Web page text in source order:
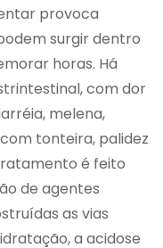
provoca
surgir dentro
horas. Há
com dor
melena,
tonteira, palidez
é feito
de agentes
as vias
a acidose